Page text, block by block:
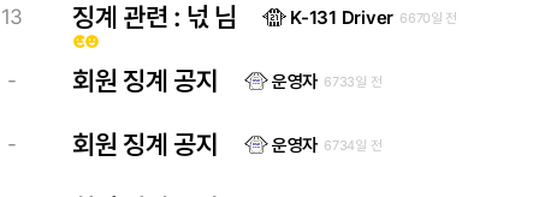
13
emoji_emotionsemoji_emotions
징계 관련 : 넋 님 K-131 Driver 6670일 전
- 회원 징계 공지 운영자 6733일 전
- 회원 징계 공지 운영자 6734일 전